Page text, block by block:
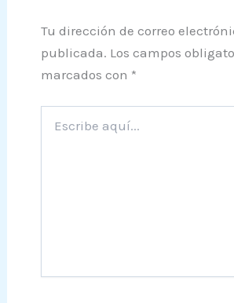
Tu dirección de correo
publicada. Los campos
marcados con *
aquí...